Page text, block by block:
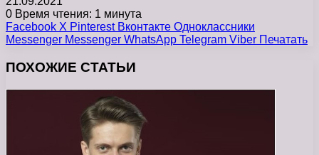
0 Время чтения: 1 минута
Facebook X Pinterest Вконтакте Одноклассники
Messenger Messenger WhatsApp Telegram Viber Печатать
ПОХОЖИЕ СТАТЬИ